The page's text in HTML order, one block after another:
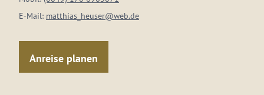
E-Mail: matthias_heuser@web.de
Anreise planen